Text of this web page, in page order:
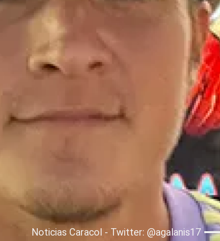
Noticias Caracol - Twitter: @agalanis17